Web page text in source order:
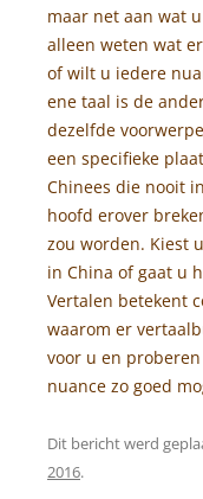
maar net aan wat
alleen weten wat
of wilt u iedere
ene taal is de
dezelfde
een specifieke
Chinees die nooit
hoofd erover
zou worden. Kiest
in China of gaat u
Vertalen betekent
waarom er
voor u en
nuance zo goed
Dit bericht werd
2016.